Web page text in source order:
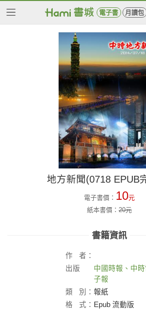
電子書 月讀包
地方新聞(0718 EPUB
電子書價： 10元
紙本書價： 20元
書籍資訊
作
者：
出版
中國時報、中時
子報
類
別： 報紙
格
式： Epub 流動版